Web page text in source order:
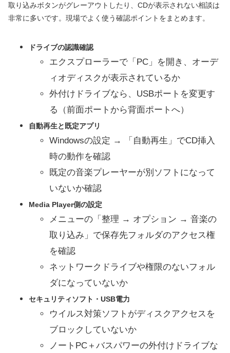
取り込みボタンがグレーアウトしたり、CDが表示されない相談は
非常に多いです。現場でよく使う確認ポイントをまとめます。
ドライブの認識確認
エクスプローラーで「PC」を開き、オーデ
ィオディスクが表示されているか
外付けドライブなら、USBポートを変更す
る（前面ポートから背面ポートへ）
自動再生と既定アプリ
Windowsの設定 → 「自動再生」でCD挿入
時の動作を確認
既定の音楽プレーヤーが別ソフトになって
いないか確認
Media Player側の設定
メニューの「整理 → オプション → 音楽の
取り込み」で保存先フォルダのアクセス権
を確認
ネットワークドライブや権限のないフォル
ダになっていないか
セキュリティソフト・USB電力
ウイルス対策ソフトがディスクアクセスを
ブロックしていないか
ノートPC＋バスパワーの外付けドライブな